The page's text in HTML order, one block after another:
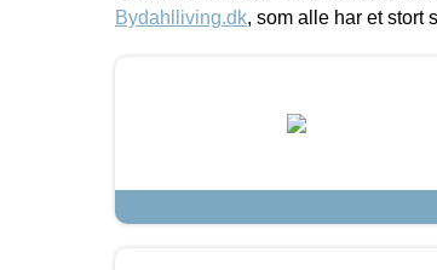
Bydahlliving.dk, som alle har et stort